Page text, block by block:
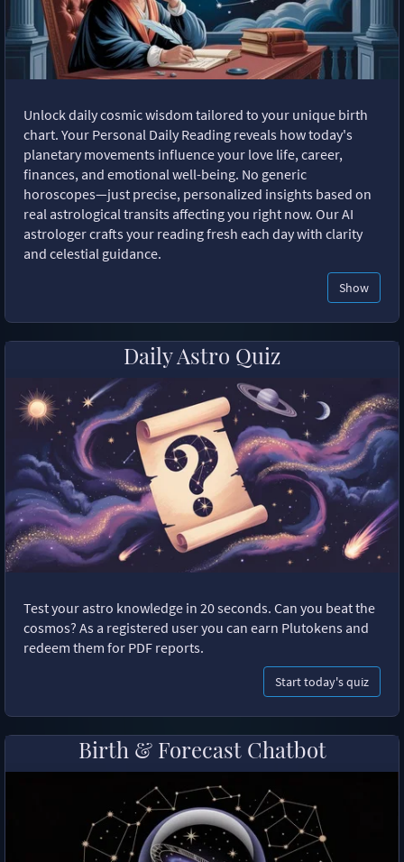
Unlock daily cosmic wisdom tailored to your unique birth
chart. Your Personal Daily Reading reveals how today's
planetary movements influence your love life, career,
finances, and emotional well-being. No generic
horoscopes—just precise, personalized insights based on
real astrological transits affecting you right now. Our AI
astrologer crafts your reading fresh each day with clarity
and celestial guidance.
Show
Daily Astro Quiz
Test your astro knowledge in 20 seconds. Can you beat the
cosmos? As a registered user you can earn Plutokens and
redeem them for PDF reports.
Start today's quiz
Birth & Forecast Chatbot